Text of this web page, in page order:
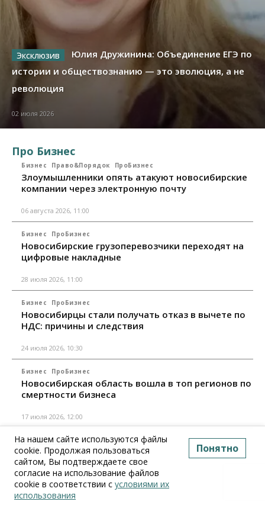
Юлия Дружинина: Объединение ЕГЭ по
истории и обществознанию — это эволюция, а не
революция
02 июля 2026
Про Бизнес
Бизнес Право&Порядок ПроБизнес
Злоумышленники опять атакуют новосибирские
компании через электронную почту
06 августа 2026, 11:00
Бизнес ПроБизнес
Новосибирские грузоперевозчики переходят на
цифровые накладные
28 июля 2026, 11:00
Бизнес ПроБизнес
Новосибирцы стали получать отказ в вычете по
НДС: причины и следствия
24 июля 2026, 10:30
Бизнес ПроБизнес
Новосибирская область вошла в топ регионов по
смертности бизнеса
17 июля 2026, 12:00
Все материалы
На нашем сайте используются файлы
cookie. Продолжая пользоваться
сайтом, Вы подтверждаете свое
согласие на использование файлов
cookie в соответствии с условиями их
использования
Понятно